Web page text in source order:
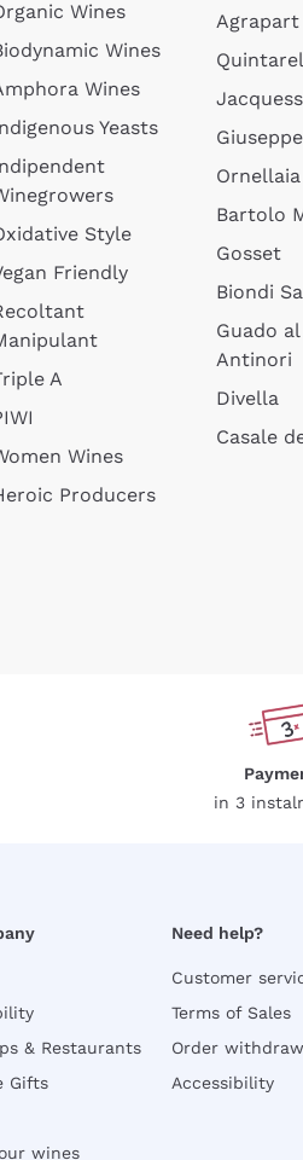
Wines
Wines
Wines
Yeasts
Style
Friendly
A
Wines
Producers
Agrapart
Ornellaia
Bartolo
Gosset
Biondi
Guado al
Antinori
Divella
Casale
in 3
& Restaurants
Gifts
wines
Need help?
Customer
Terms of Sales
Order
Accessibility